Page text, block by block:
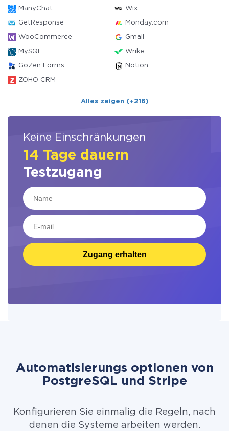
ManyChat Wix
GetResponse Monday.com
WooCommerce Gmail
MySQL Wrike
GoZen Forms Notion
ZOHO CRM
Alles zeigen (+216)
Keine Einschränkungen
14 Tage dauern
Testzugang
Zugang erhalten
Automatisierungs optionen von
PostgreSQL und Stripe
Konfigurieren Sie einmalig die Regeln, nach
denen die Systeme arbeiten werden.